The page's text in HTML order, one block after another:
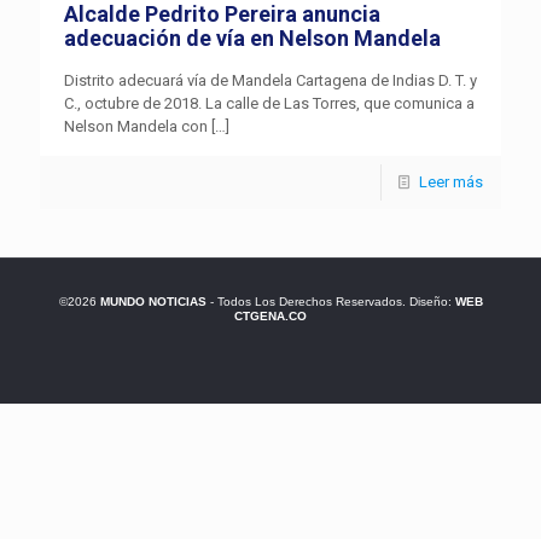
Alcalde Pedrito Pereira anuncia
adecuación de vía en Nelson Mandela
Distrito adecuará vía de Mandela Cartagena de Indias D. T. y
C., octubre de 2018. La calle de Las Torres, que comunica a
Nelson Mandela con […]
Leer más
©2026 MUNDO NOTICIAS- Todos Los Derechos Reservados. Diseño: WEB
CTGENA.CO